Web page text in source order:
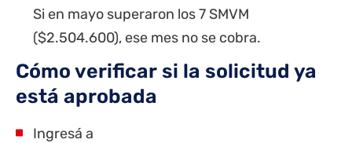
Si en mayo superaron los 7 SMVM
($2.504.600), ese mes no se cobra.
Cómo verificar si la solicitud ya
está aprobada
Ingresá a